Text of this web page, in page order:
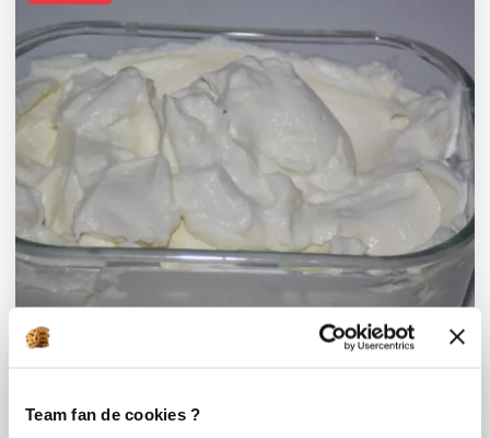
Team fan de cookies ?